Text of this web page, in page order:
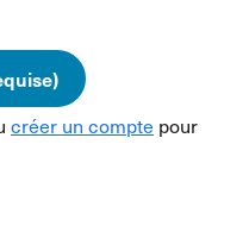
créer un compte pour